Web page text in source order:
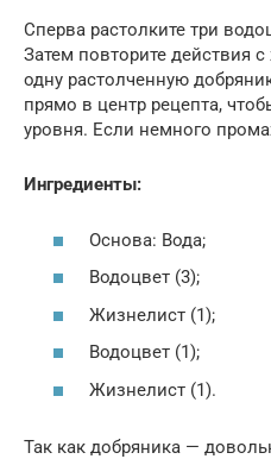
Сперва растолките три
Затем повторите действия
одну растолченную
прямо в центр рецепта,
уровня. Если немного
Ингредиенты:
Основа: Вода;
Водоцвет (3);
Жизнелист (1);
Водоцвет (1);
Жизнелист (1).
Так как добряника —